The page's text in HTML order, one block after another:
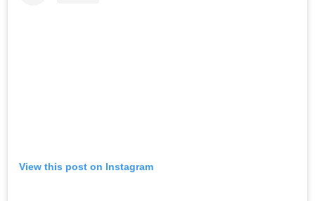
View this post on Instagram